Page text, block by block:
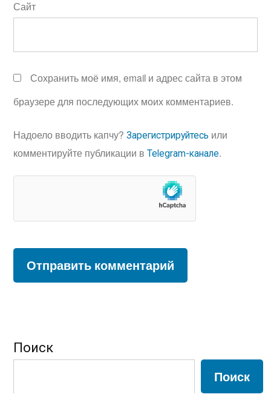
Сайт
Сохранить моё имя, email и адрес сайта в этом
браузере для последующих моих комментариев.
Надоело вводить капчу? Зарегистрируйтесь или
комментируйте публикации в Telegram-канале.
Поиск
Поиск